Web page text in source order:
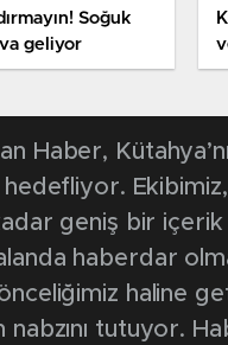
Soğuk
geliyor
Haber,
hedefliyor.
geniş bir
haberdar
haline
nabzını tutuyor.